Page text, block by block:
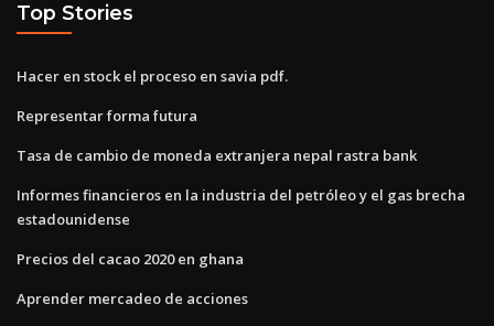
Top Stories
Hacer en stock el proceso en savia pdf.
Representar forma futura
Tasa de cambio de moneda extranjera nepal rastra bank
Informes financieros en la industria del petróleo y el gas brecha
estadounidense
Precios del cacao 2020 en ghana
Aprender mercadeo de acciones